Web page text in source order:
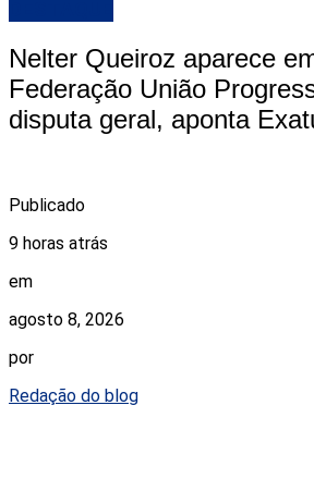
Nelter Queiroz aparece
Federação União
disputa geral, aponta
Publicado
9 horas atrás
em
agosto 8, 2026
por
Redação do blog